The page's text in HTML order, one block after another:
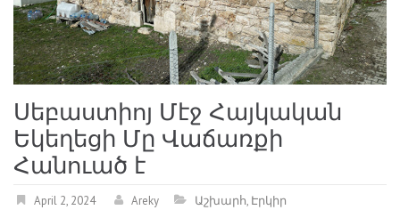
Սեբաստիոյ Մէջ Հայկական
Եկեղեցի Մը Վաճառքի
Հանուած է
April 2, 2024 Areky Աշխարհ, Էրկիր